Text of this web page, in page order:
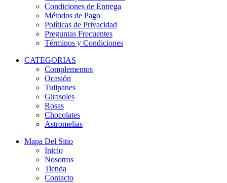
Condiciones de Entrega
Métodos de Pago
Políticas de Privacidad
Preguntas Frecuentes
Términos y Condiciones
CATEGORIAS
Complementos
Ocasión
Tulipanes
Girasoles
Rosas
Chocolates
Astromelias
Mapa Del Sitio
Inicio
Nosotros
Tienda
Contacto